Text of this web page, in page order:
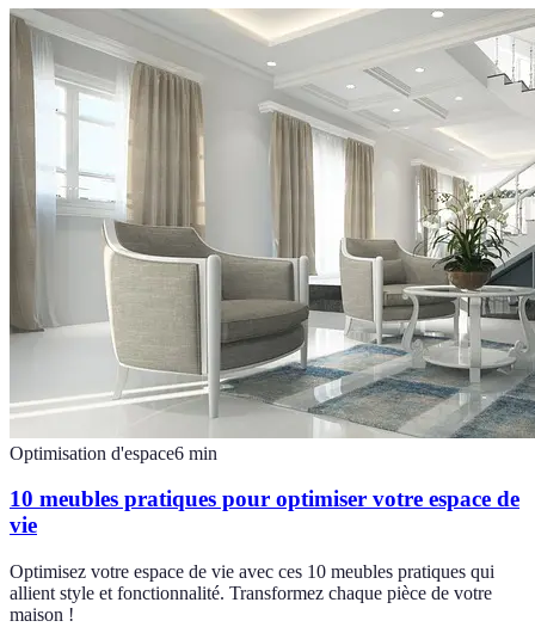
Optimisation d'espace6 min
10 meubles pratiques pour optimiser votre espace de
vie
Optimisez votre espace de vie avec ces 10 meubles pratiques qui
allient style et fonctionnalité. Transformez chaque pièce de votre
maison !